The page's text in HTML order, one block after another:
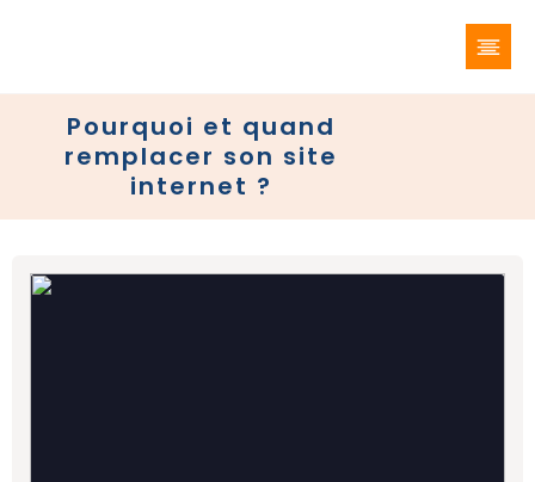
Pourquoi et quand
remplacer son site
internet ?